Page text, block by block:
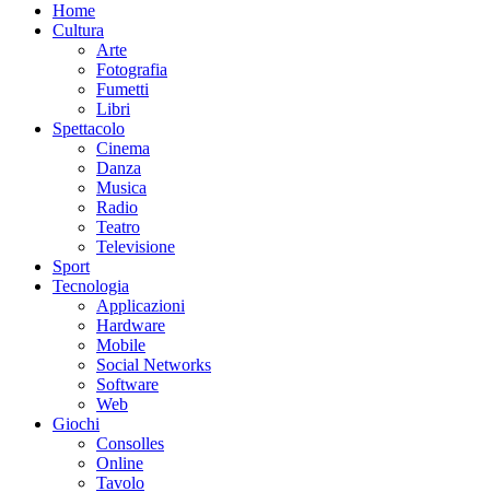
Home
Cultura
Arte
Fotografia
Fumetti
Libri
Spettacolo
Cinema
Danza
Musica
Radio
Teatro
Televisione
Sport
Tecnologia
Applicazioni
Hardware
Mobile
Social Networks
Software
Web
Giochi
Consolles
Online
Tavolo